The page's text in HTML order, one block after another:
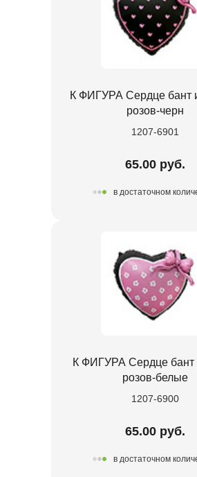
К ФИГУРА Сердце бант
розов-черн
1207-6901
65.00 руб.
в достаточном
К ФИГУРА Сердце бант
розов-белые
1207-6900
65.00 руб.
в достаточном